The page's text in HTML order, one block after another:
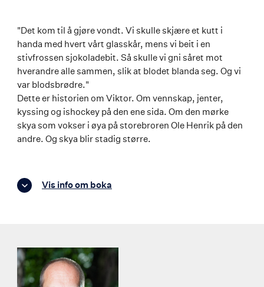
"Det kom til å gjøre vondt. Vi skulle skjære et kutt i
handa med hvert vårt glasskår, mens vi beit i en
stivfrossen sjokoladebit. Så skulle vi gni såret mot
hverandre alle sammen, slik at blodet blanda seg. Og vi
var blodsbrødre."
Dette er historien om Viktor. Om vennskap, jenter,
kyssing og ishockey på den ene sida. Om den mørke
skya som vokser i øya på storebroren Ole Henrik på den
andre. Og skya blir stadig større.
Vis info om boka